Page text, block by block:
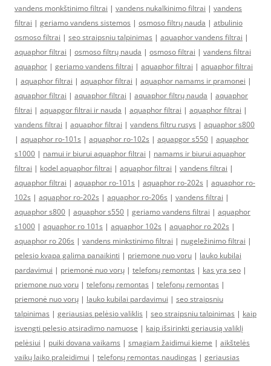
vandens monkštinimo filtrai | vandens nukalkinimo filtrai | vandens
filtrai | geriamo vandens sistemos | osmoso filtrų nauda | atbulinio
osmoso filtrai | seo straipsniu talpinimas | aquaphor vandens filtrai |
aquaphor filtrai | osmoso filtrų nauda | osmoso filtrai | vandens filtrai
aquaphor | geriamo vandens filtrai | aquaphor filtrai | aquaphor filtrai
| aquaphor filtrai | aquaphor filtrai | aquaphor namams ir pramonei |
aquaphor filtrai | aquaphor filtrai | aquaphor filtrų nauda | aquaphor
filtrai | aquapgor filtrai ir nauda | aquaphor filtrai | aquaphor filtrai |
vandens filtrai | aquaphor filtrai | vandens filtru rusys | aquaphor s800
| aquaphor ro-101s | aquaphor ro-102s | aquapgor s550 | aquaphor
s1000 | namui ir biurui aquaphor filtrai | namams ir biurui aquaphor
filtrai | kodel aquaphor filtrai | aquaphor filtrai | vandens filtrai |
aquaphor filtrai | aquaphor ro-101s | aquaphor ro-202s | aquaphor ro-
102s | aquaphor ro-202s | aquaphor ro-206s | vandens filtrai |
aquaphor s800 | aquaphor s550 | geriamo vandens filtrai | aquaphor
s1000 | aquaphor ro 101s | aquaphor 102s | aquaphor ro 202s |
aquaphor ro 206s | vandens minkstinimo filtrai | nugeležinimo filtrai |
pelesio kvapa galima panaikinti | priemone nuo voru | lauko kubilai
pardavimui | priemonė nuo vorų | telefonų remontas | kas yra seo |
priemone nuo voru | telefonų remontas | telefonų remontas |
priemonė nuo vorų | lauko kubilai pardavimui | seo straipsniu
talpinimas | geriausias pelėsio valiklis | seo straipsniu talpinimas | kaip
isvengti pelesio atsiradimo namuose | kaip išsirinkti geriausią valiklį
pelėsiui | puiki dovana vaikams | smagiam žaidimui kieme | aikštelės
vaikų laiko praleidimui | telefonų remontas naudingas | geriausias